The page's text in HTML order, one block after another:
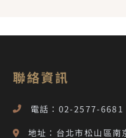
聯絡資訊
電話：02-2577-6681
地址：台北市松山區